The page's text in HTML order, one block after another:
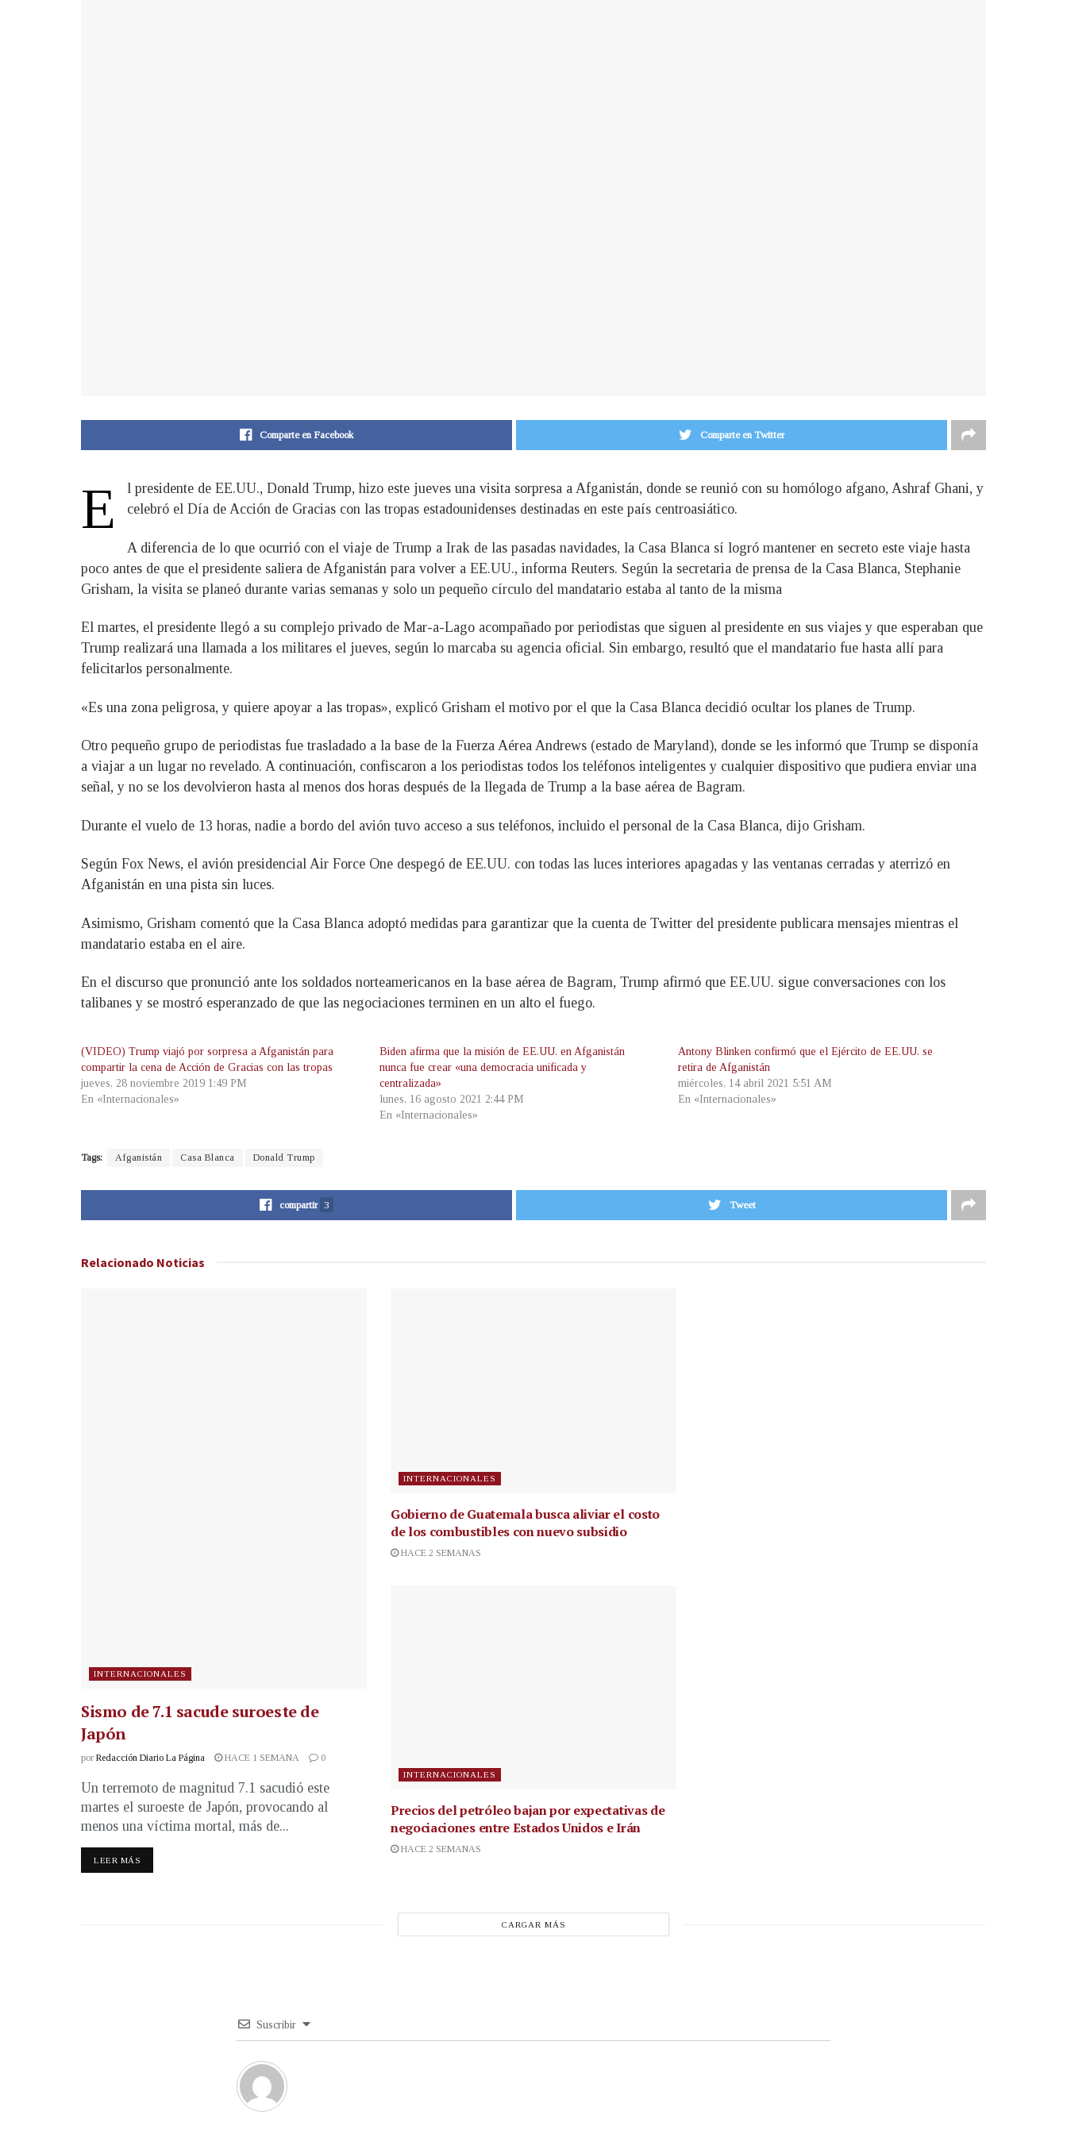
Comparte en Facebook Comparte en Twitter
E
l presidente de EE.UU., Donald Trump, hizo este jueves una visita sorpresa a Afganistán, donde se reunió con su homólogo afgano, Ashraf Ghani, y
celebró el Día de Acción de Gracias con las tropas estadounidenses destinadas en este país centroasiático.
A diferencia de lo que ocurrió con el viaje de Trump a Irak de las pasadas navidades, la Casa Blanca sí logró mantener en secreto este viaje hasta
poco antes de que el presidente saliera de Afganistán para volver a EE.UU., informa Reuters. Según la secretaria de prensa de la Casa Blanca, Stephanie
Grisham, la visita se planeó durante varias semanas y solo un pequeño círculo del mandatario estaba al tanto de la misma
El martes, el presidente llegó a su complejo privado de Mar-a-Lago acompañado por periodistas que siguen al presidente en sus viajes y que esperaban que
Trump realizará una llamada a los militares el jueves, según lo marcaba su agencia oficial. Sin embargo, resultó que el mandatario fue hasta allí para
felicitarlos personalmente.
«Es una zona peligrosa, y quiere apoyar a las tropas», explicó Grisham el motivo por el que la Casa Blanca decidió ocultar los planes de Trump.
Otro pequeño grupo de periodistas fue trasladado a la base de la Fuerza Aérea Andrews (estado de Maryland), donde se les informó que Trump se disponía
a viajar a un lugar no revelado. A continuación, confiscaron a los periodistas todos los teléfonos inteligentes y cualquier dispositivo que pudiera enviar una
señal, y no se los devolvieron hasta al menos dos horas después de la llegada de Trump a la base aérea de Bagram.
Durante el vuelo de 13 horas, nadie a bordo del avión tuvo acceso a sus teléfonos, incluido el personal de la Casa Blanca, dijo Grisham.
Según Fox News, el avión presidencial Air Force One despegó de EE.UU. con todas las luces interiores apagadas y las ventanas cerradas y aterrizó en
Afganistán en una pista sin luces.
Asimismo, Grisham comentó que la Casa Blanca adoptó medidas para garantizar que la cuenta de Twitter del presidente publicara mensajes mientras el
mandatario estaba en el aire.
En el discurso que pronunció ante los soldados norteamericanos en la base aérea de Bagram, Trump afirmó que EE.UU. sigue conversaciones con los
talibanes y se mostró esperanzado de que las negociaciones terminen en un alto el fuego.
(VIDEO) Trump viajó por sorpresa a Afganistán para
compartir la cena de Acción de Gracias con las tropas
jueves, 28 noviembre 2019 1:49 PM
En «Internacionales»
Biden afirma que la misión de EE.UU. en Afganistán
nunca fue crear «una democracia unificada y
centralizada»
lunes, 16 agosto 2021 2:44 PM
En «Internacionales»
Antony Blinken confirmó que el Ejército de EE.UU. se
retira de Afganistán
miércoles, 14 abril 2021 5:51 AM
En «Internacionales»
Tags: Afganistán Casa Blanca Donald Trump
compartir 3 Tweet
Relacionado Noticias
INTERNACIONALES
Sismo de 7.1 sacude suroeste de
Japón
por Redacción Diario La Página HACE 1 SEMANA 0
Un terremoto de magnitud 7.1 sacudió este
martes el suroeste de Japón, provocando al
menos una víctima mortal, más de...
LEER MÁS
INTERNACIONALES
Gobierno de Guatemala busca aliviar el costo
de los combustibles con nuevo subsidio
HACE 2 SEMANAS
INTERNACIONALES
Precios del petróleo bajan por expectativas de
negociaciones entre Estados Unidos e Irán
HACE 2 SEMANAS
CARGAR MÁS
Suscribir